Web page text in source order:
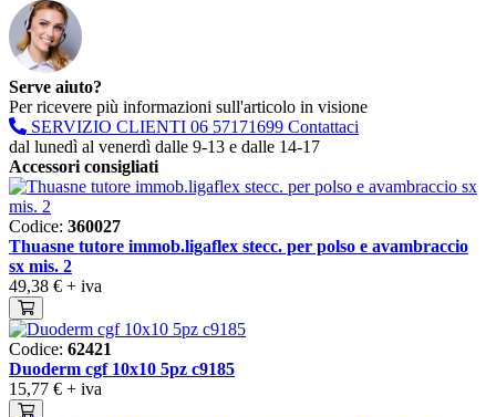
Serve aiuto?
Per ricevere più informazioni sull'articolo in visione
SERVIZIO CLIENTI 06 57171699 Contattaci
dal lunedì al venerdì dalle 9-13 e dalle 14-17
Accessori consigliati
Codice: 360027
Thuasne tutore immob.ligaflex stecc. per polso e avambraccio
sx mis. 2
49,38 € + iva
Codice: 62421
Duoderm cgf 10x10 5pz c9185
15,77 € + iva